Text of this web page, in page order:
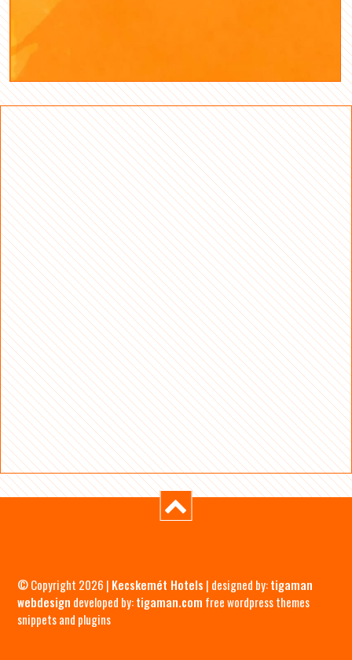
© Copyright 2026 | Kecskemét Hotels | designed by:tigaman
webdesign developed by:tigaman.com free wordpress themes
snippets and plugins